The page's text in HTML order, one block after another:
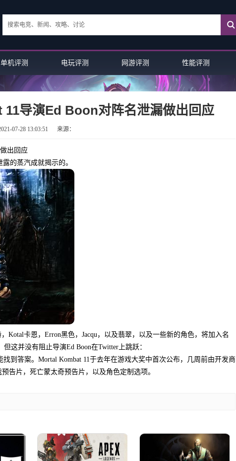
单机评测 电玩评测 网游评测 性能评测
导演Ed Boon对阵名泄漏做出回应
07-28 13:03:51 来源：
出回应
的蒸汽成就揭示的。
Kotal卡恩，Erron黑色，Jacqu，以及翡翠，以及一些新的角色，将加入名
这并没有阻止导演Ed Boon在Twitter上跳跃：
到答案。Mortal Kombat 11于去年在游戏大奖中首次公布，几周前由开发商
告片，死亡蒙太奇预告片，以及角色定制选项。